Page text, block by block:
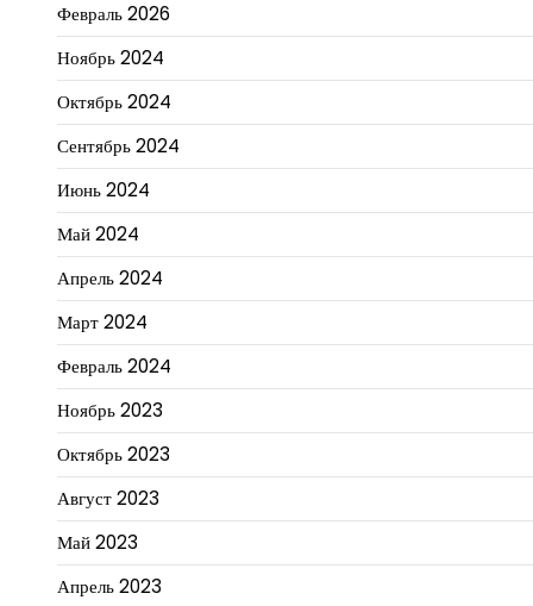
Февраль 2026
Ноябрь 2024
Октябрь 2024
Сентябрь 2024
Июнь 2024
Май 2024
Апрель 2024
Март 2024
Февраль 2024
Ноябрь 2023
Октябрь 2023
Август 2023
Май 2023
Апрель 2023